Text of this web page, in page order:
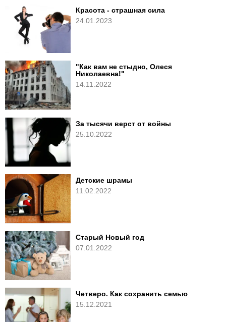
Красота - страшная сила
24.01.2023
"Как вам не стыдно, Олеся
Николаевна!"
14.11.2022
За тысячи верст от войны
25.10.2022
Детские шрамы
11.02.2022
Старый Новый год
07.01.2022
Четверо. Как сохранить семью
15.12.2021